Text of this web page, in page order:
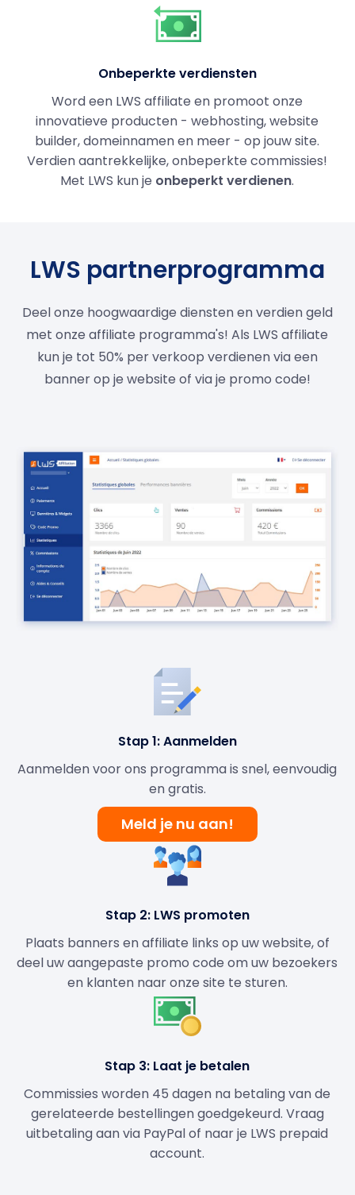
Onbeperkte verdiensten
Word een LWS affiliate en promoot onze
innovatieve producten - webhosting, website
builder, domeinnamen en meer - op jouw site.
Verdien aantrekkelijke, onbeperkte commissies!
Met LWS kun je onbeperkt verdienen.
LWS partnerprogramma
Deel onze hoogwaardige diensten en verdien geld
met onze affiliate programma's! Als LWS affiliate
kun je tot 50% per verkoop verdienen via een
banner op je website of via je promo code!
Stap 1: Aanmelden
Aanmelden voor ons programma is snel, eenvoudig
en gratis.
Meld je nu aan!
Stap 2: LWS promoten
Plaats banners en affiliate links op uw website, of
deel uw aangepaste promo code om uw bezoekers
en klanten naar onze site te sturen.
Stap 3: Laat je betalen
Commissies worden 45 dagen na betaling van de
gerelateerde bestellingen goedgekeurd. Vraag
uitbetaling aan via PayPal of naar je LWS prepaid
account.